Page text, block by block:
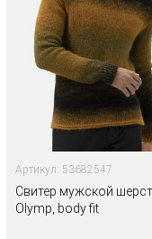
Артикул: 53682547
Свитер мужской
Olymp, body fit